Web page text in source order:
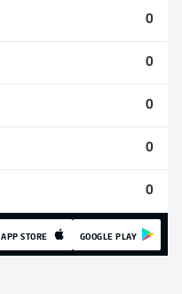
0
0
0
0
0
APP STORE GOOGLE PLAY